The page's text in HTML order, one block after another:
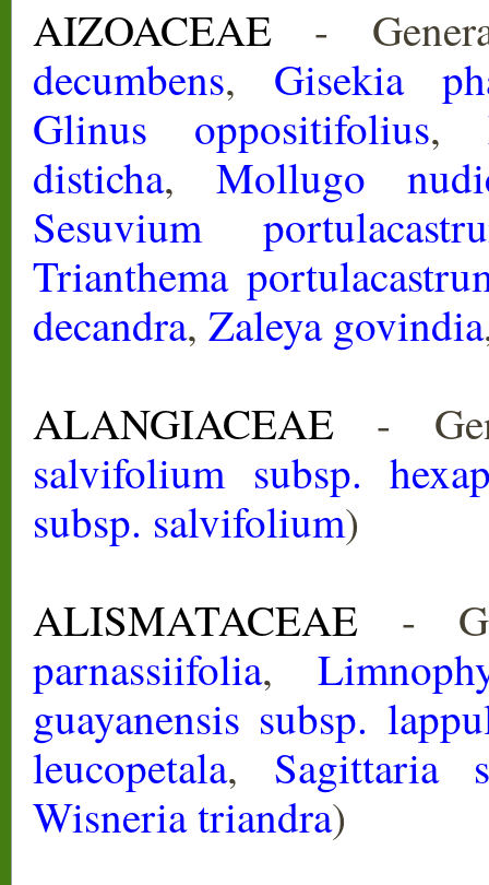
AIZOACEAE -
decumbens, Gisekia
Glinus oppositifolius,
disticha, Mollugo
Sesuvium
Trianthema
decandra, Zaleya govindia
ALANGIACEAE -
salvifolium subsp.
subsp. salvifolium)
ALISMATACEAE -
parnassiifolia,
guayanensis subsp.
leucopetala, Sagittaria
Wisneria triandra)